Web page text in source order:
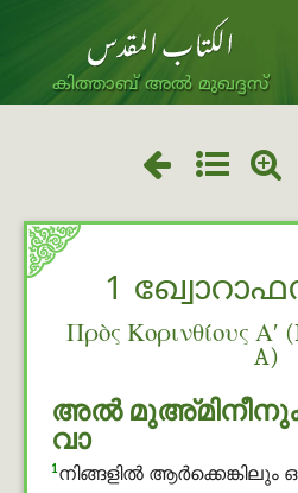
കിത്താബ് അൽ മുഖദ്ദസ്
1
Πρὸς Κορινθίους Αʹ
A)
അൽ
വാ
1നിങ്ങളില്‍ ആര്‍ക്കെങ്കിലും